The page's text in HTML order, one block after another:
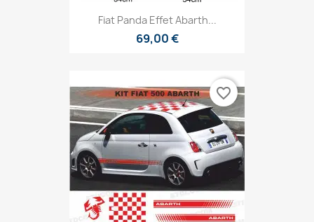
Fiat Panda Effet Abarth...
69,00 €
favorite_border